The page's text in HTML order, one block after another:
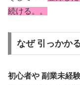
続ける。。
なぜ 引っかか
初心者や 副業未経